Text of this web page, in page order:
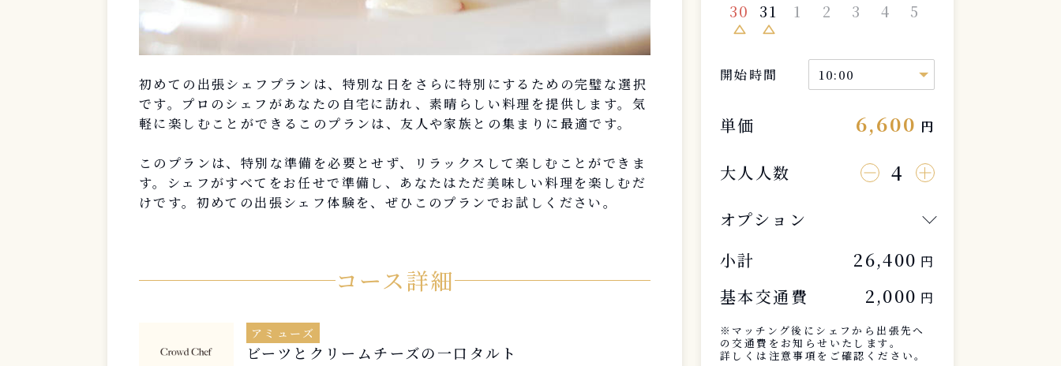
初めての出張シェフプランは、特別な日をさらに特別にするための完璧な選択
です。プロのシェフがあなたの自宅に訪れ、素晴らしい料理を提供します。気
軽に楽しむことができるこのプランは、友人や家族との集まりに最適です。
このプランは、特別な準備を必要とせず、リラックスして楽しむことができま
す。シェフがすべてをお任せで準備し、あなたはただ美味しい料理を楽しむだ
けです。初めての出張シェフ体験を、ぜひこのプランでお試しください。
コース詳細
アミューズ
ビーツとクリームチーズの一口タルト
30
change_history
31
change_history
1 2 3 4 5
開始時間
単価 6,600 円
大人人数 4
オプション
小計
26,400 円
基本交通費 2,000 円
※マッチング後にシェフから出張先へ
の交通費をお知らせいたします。
詳しくは注意事項をご確認ください。